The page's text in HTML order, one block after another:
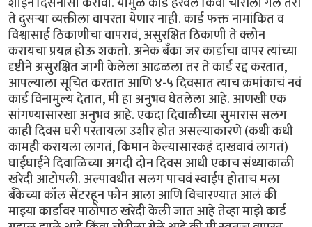
ते दुसर्‍या व्यक्तीला वापरता येणार नाही. कार्ड फक्त नामांकित व
विश्वासार्ह ठिकाणीचा वापरावं, असुरक्षित ठिकाणी ते क्लोन
करायचा प्रयत्न होऊ शकतो. अनेक बँका जर कार्डाचा वापर त्यांच्या
दृष्टीने असुरक्षित जागी केलेला आढळला तर ते कार्ड रद्द करतात,
आपल्याला सूचित करतात आणि ४-५ दिवसात त्याच क्रमांकाचं नवं
कार्ड विनामुल्य देतात, मी हा अनुभव घेतलेला आहे. आणखी एक
सांगण्यासारखा अनुभव आहे. एकदा दिवाळीच्या सुमारास सलग
काही दिवस घरी परतायला उशीर होत असल्याकारणे (कधी कधी
कामही करायला लागतं, किमान केल्यासारकहं दाखवावं लागतं)
घाईघाईने दिवाळिच्या अगदी दोन दिवस आधी एकाच संध्याकाळी
खरेदी आटोपली. अल्पावधीत सलग पाचवं स्वाईप होताच मला
बँकेच्या कॉल सेंटरहून फोन आला आणि विचारण्यात आलं की
माझ्या कार्डावर पाठोपाठ खरेदी केली जात आहे तेव्हा माझे कार्ड